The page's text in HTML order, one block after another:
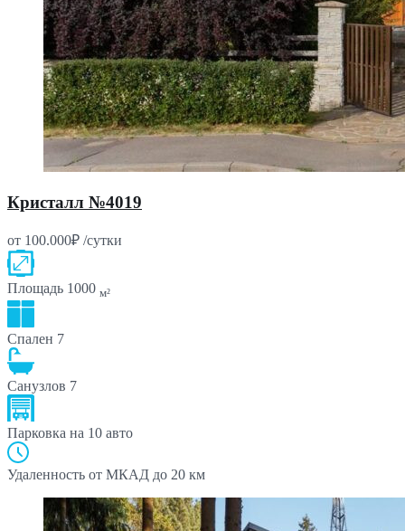
Кристалл №4019
от 100.000₽ /сутки
Площадь 1000 м²
Спален 7
Санузлов 7
Парковка на 10 авто
Удаленность от МКАД до 20 км